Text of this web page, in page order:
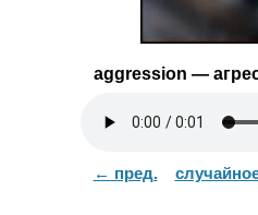
aggression —
← пред.